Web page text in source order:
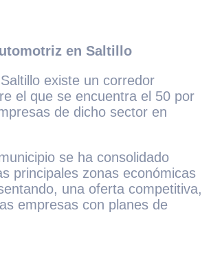
en Saltillo
existe un corredor
el que se encuentra el 50 por
de dicho sector en
se ha consolidado
principales zonas económicas
una oferta competitiva,
empresas con planes de